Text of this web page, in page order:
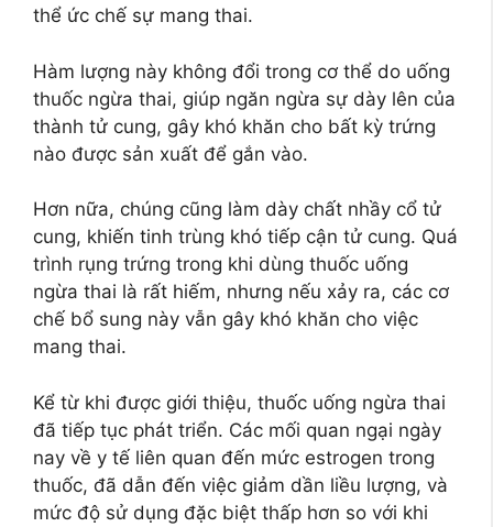
thể ức chế sự mang thai.
Hàm lượng này không đổi trong cơ thể do uống
thuốc ngừa thai, giúp ngăn ngừa sự dày lên của
thành tử cung, gây khó khăn cho bất kỳ trứng
nào được sản xuất để gắn vào.
Hơn nữa, chúng cũng làm dày chất nhầy cổ tử
cung, khiến tinh trùng khó tiếp cận tử cung. Quá
trình rụng trứng trong khi dùng thuốc uống
ngừa thai là rất hiếm, nhưng nếu xảy ra, các cơ
chế bổ sung này vẫn gây khó khăn cho việc
mang thai.
Kể từ khi được giới thiệu, thuốc uống ngừa thai
đã tiếp tục phát triển. Các mối quan ngại ngày
nay về y tế liên quan đến mức estrogen trong
thuốc, đã dẫn đến việc giảm dần liều lượng, và
mức độ sử dụng đặc biệt thấp hơn so với khi